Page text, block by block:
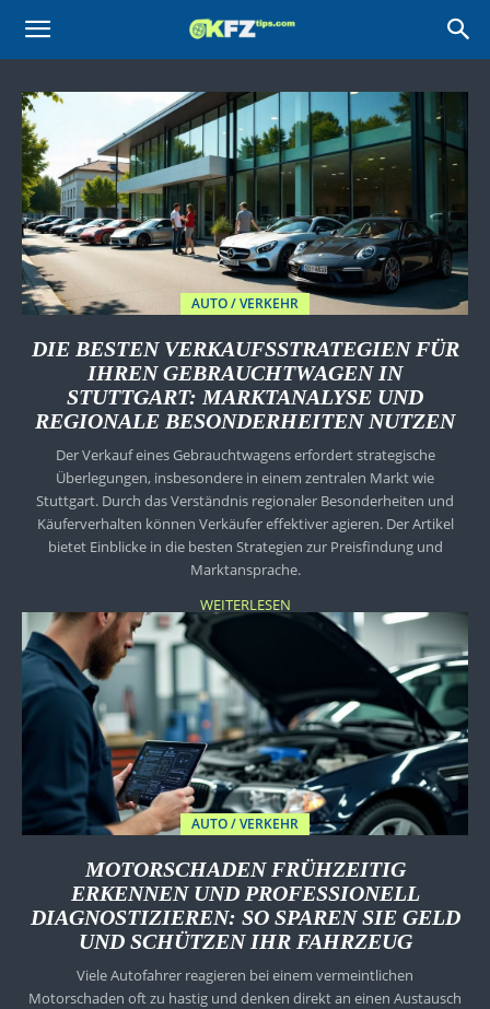
KFZtips.com
AUTO / VERKEHR
DIE BESTEN VERKAUFSSTRATEGIEN FÜR
IHREN GEBRAUCHTWAGEN IN
STUTTGART: MARKTANALYSE UND
REGIONALE BESONDERHEITEN NUTZEN
Der Verkauf eines Gebrauchtwagens erfordert strategische
Überlegungen, insbesondere in einem zentralen Markt wie
Stuttgart. Durch das Verständnis regionaler Besonderheiten und
Käuferverhalten können Verkäufer effektiver agieren. Der Artikel
bietet Einblicke in die besten Strategien zur Preisfindung und
Marktansprache.
WEITERLESEN
AUTO / VERKEHR
MOTORSCHADEN FRÜHZEITIG
ERKENNEN UND PROFESSIONELL
DIAGNOSTIZIEREN: SO SPAREN SIE GELD
UND SCHÜTZEN IHR FAHRZEUG
Viele Autofahrer reagieren bei einem vermeintlichen
Motorschaden oft zu hastig und denken direkt an einen Austausch